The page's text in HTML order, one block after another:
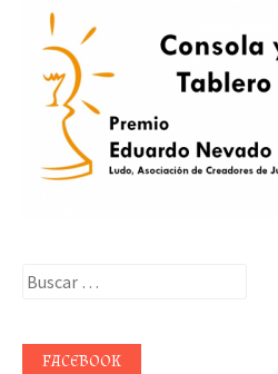
Buscar:
FACEBOOK